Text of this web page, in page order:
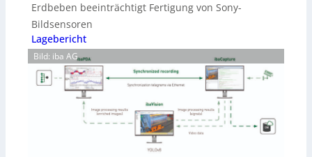
Erdbeben beeinträchtigt Fertigung von Sony-
Bildsensoren
Lagebericht
Bild: iba AG